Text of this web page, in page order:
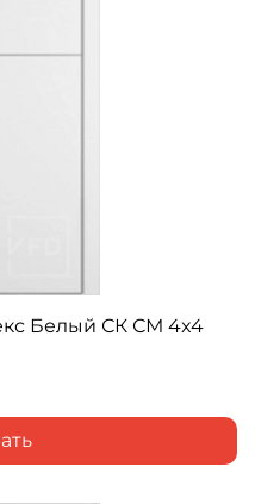
Белый СК СМ 4x4